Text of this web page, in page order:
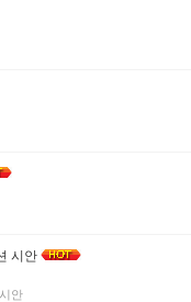
시안
안